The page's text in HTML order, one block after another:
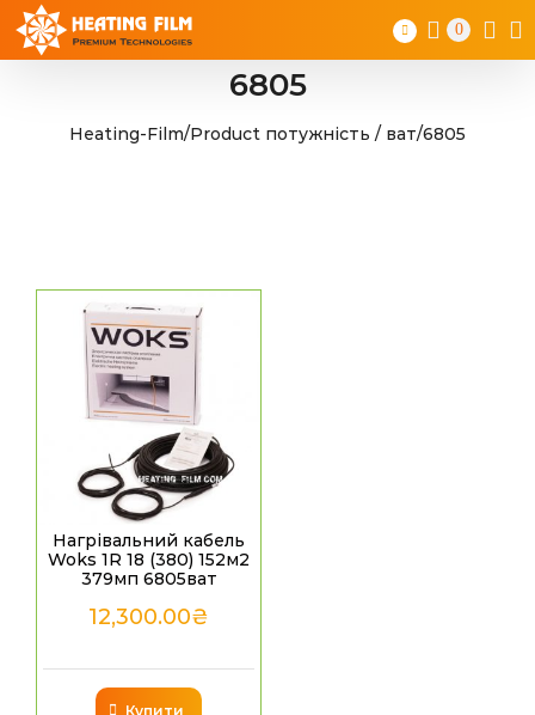
Skip
0
6805
Heating-Film/Product потужність / ват/6805
Нагрівальний кабель
Woks 1R 18 (380) 152м2
379мп 6805ват
12,300.00₴
Купити